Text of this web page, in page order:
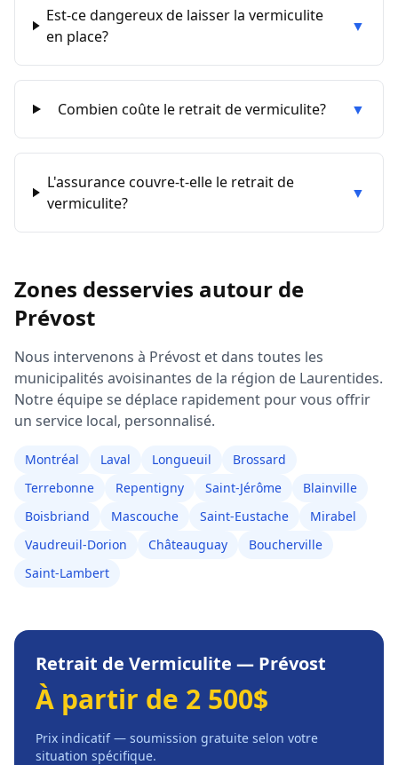
Est-ce dangereux de laisser la vermiculite
en place?
▼
Combien coûte le retrait de vermiculite? ▼
L'assurance couvre-t-elle le retrait de
vermiculite?
▼
Zones desservies autour de
Prévost
Nous intervenons à Prévost et dans toutes les
municipalités avoisinantes de la région de Laurentides.
Notre équipe se déplace rapidement pour vous offrir
un service local, personnalisé.
Montréal Laval Longueuil
Brossard
Terrebonne
Repentigny Saint-Jérôme
Blainville
Boisbriand
Mascouche Saint-Eustache
Mirabel
Vaudreuil-Dorion
Châteauguay
Boucherville
Saint-Lambert
Retrait de Vermiculite — Prévost
À partir de 2 500$
Prix indicatif — soumission gratuite selon votre
situation spécifique.